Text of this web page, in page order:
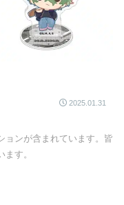
2025.01.31
ョンが含まれています。皆
す。